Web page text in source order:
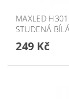
MAXLED
STUDENÁ
249 Kč